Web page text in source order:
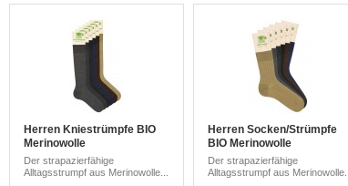
Herren Kniestrümpfe BIO
Merinowolle
Der strapazierfähige
Alltagsstrumpf aus Merinowolle...
Herren Socken/Strümpfe
BIO Merinowolle
Der strapazierfähige
Alltagsstrumpf aus Merinowolle...